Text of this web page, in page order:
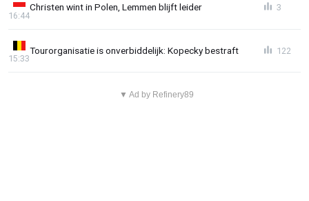
Christen wint in Polen, Lemmen blijft leider
16:44
3
Tourorganisatie is onverbiddelijk: Kopecky bestraft
15:33
122
▼ Ad by Refinery89